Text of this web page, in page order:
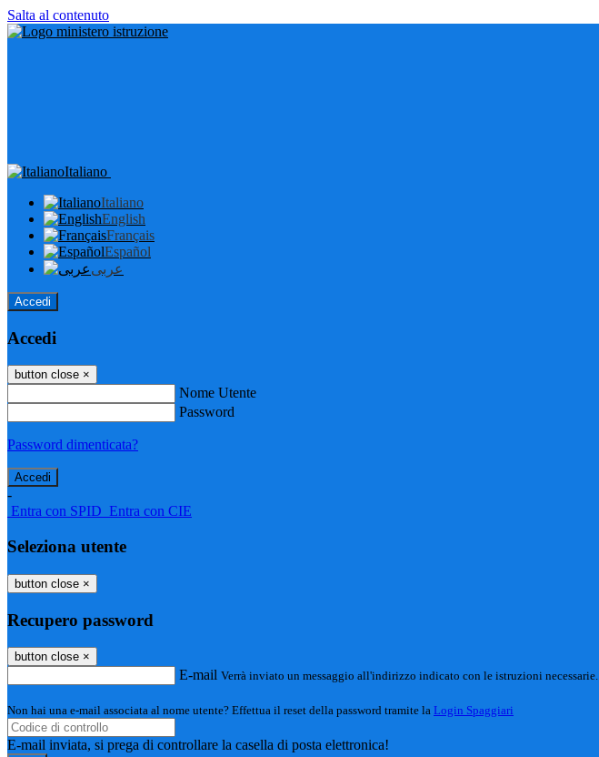
Salta al contenuto
Italiano
Italiano
English
Français
Español
عربى
Accedi
Accedi
button close ×
Nome Utente
Password
Password dimenticata?
-
Entra con SPID Entra con CIE
Seleziona utente
button close ×
Recupero password
button close ×
E-mail Verrà inviato un messaggio all'indirizzo indicato con le istruzioni necessarie.
Non hai una e-mail associata al nome utente? Effettua il reset della password tramite la Login Spaggiari
E-mail inviata, si prega di controllare la casella di posta elettronica!